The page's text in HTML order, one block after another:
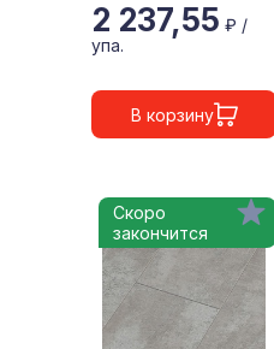
2 237,55 ₽ /
упа.
В корзину
Скоро
закончится